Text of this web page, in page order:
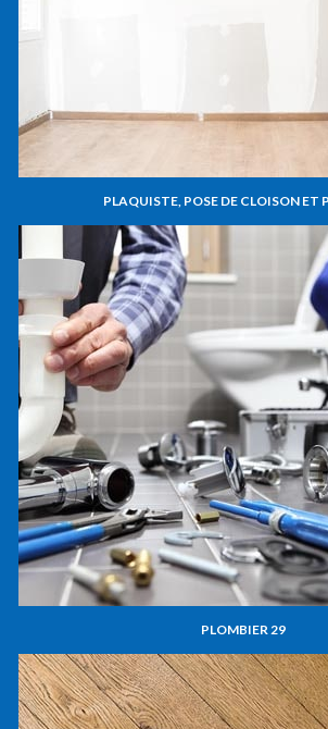
PLAQUISTE, POSE DE CLOISON ET
PLOMBIER 29